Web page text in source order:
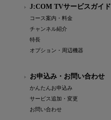
J:COM TVサービスガイド
コース案内・料金
チャンネル紹介
特長
オプション・周辺機器
お申込み・お問い合わせ
かんたんお申込み
サービス追加・変更
お問い合わせ